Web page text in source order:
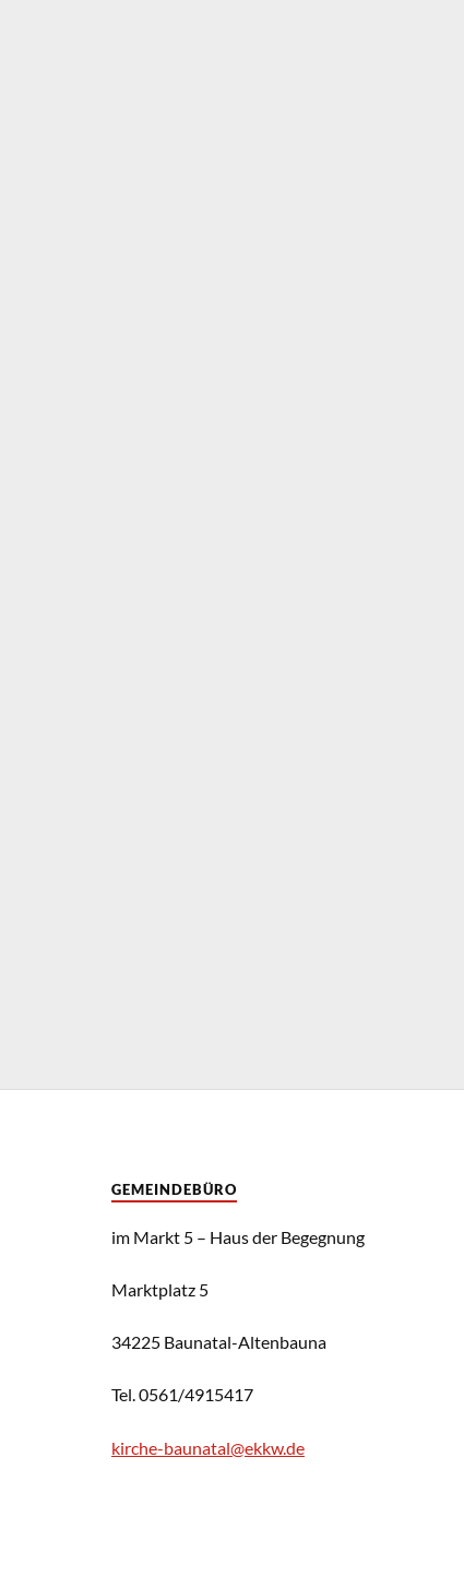
GEMEINDEBÜRO
im Markt 5 – Haus der Begegnung
Marktplatz 5
34225 Baunatal-Altenbauna
Tel. 0561/4915417
kirche-baunatal@ekkw.de